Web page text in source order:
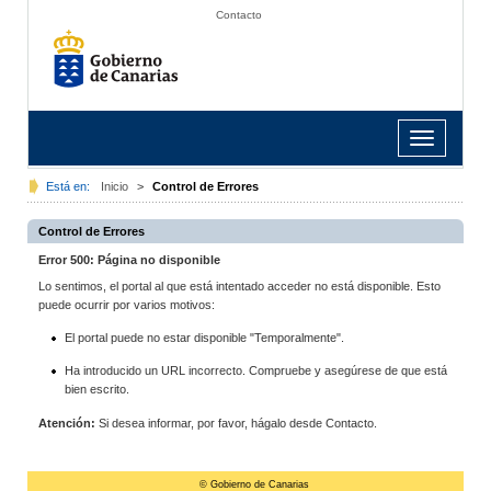
Contacto
Toggle
navigation
Está en: Inicio > Control de Errores
Control de Errores
Error 500: Página no disponible
Lo sentimos, el portal al que está intentado acceder no está disponible. Esto
puede ocurrir por varios motivos:
El portal puede no estar disponible "Temporalmente".
Ha introducido un URL incorrecto. Compruebe y asegúrese de que está
bien escrito.
Atención: Si desea informar, por favor, hágalo desde Contacto.
© Gobierno de Canarias